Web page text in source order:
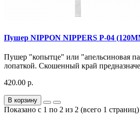
Пушер NIPPON NIPPERS P-04
Пушер "копытце" или "апельсиновая
лопаткой. Скошенный край
420.00 р.
В корзину
Показано с 1 по 2 из 2 (всего 1 страниц)